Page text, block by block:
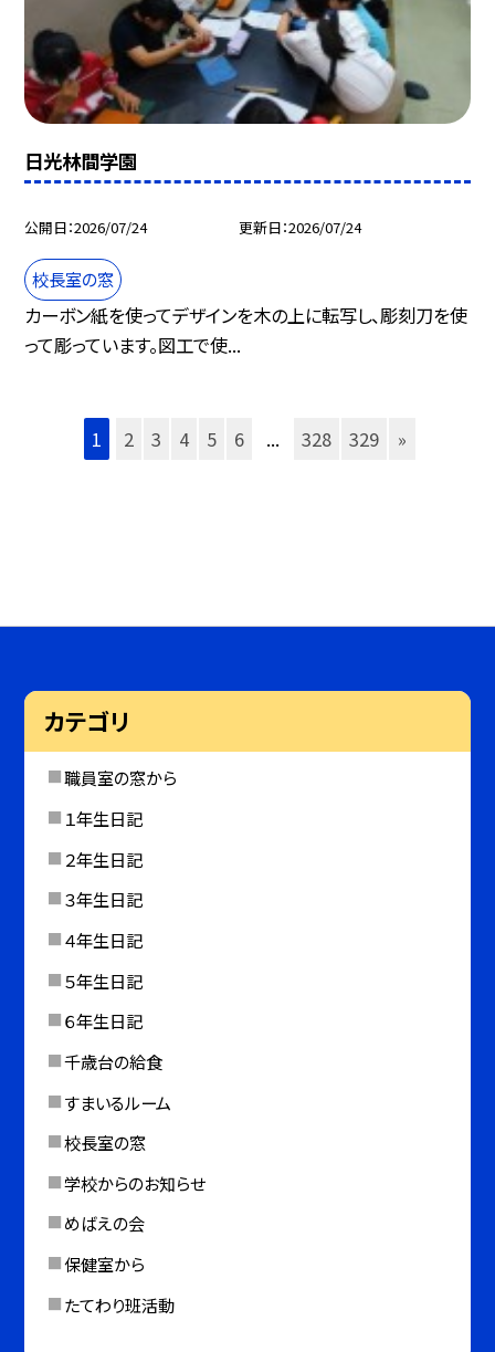
日光林間学園
公開日 2026/07/24 更新日 2026/07/24
校長室の窓
カーボン紙を使ってデザインを木の上に転写し、彫刻刀を使
って彫っています。図工で使...
1 2 3 4 5 6 ... 328 329 »
カテゴリ
職員室の窓から
１年生日記
２年生日記
３年生日記
４年生日記
５年生日記
６年生日記
千歳台の給食
すまいるルーム
校長室の窓
学校からのお知らせ
めばえの会
保健室から
たてわり班活動